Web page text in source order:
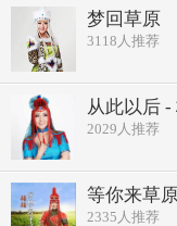
想
梦回草原
3118 人推荐
从此以后
2029 人推荐
等你来草
2335 人推荐